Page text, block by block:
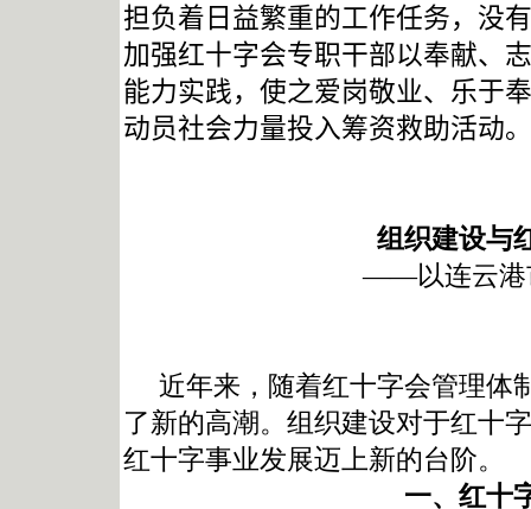
担负着日益繁重的工作任务，没
加强红十字会专职干部以奉献、
能力实践，使之爱岗敬业、乐于
动员社会力量投入筹资救助活动。
组织建设与
——以连云港
近年来，随着红十字会管理体
了新的高潮。组织建设对于红十
红十字事业发展迈上新的台阶。
一、红十